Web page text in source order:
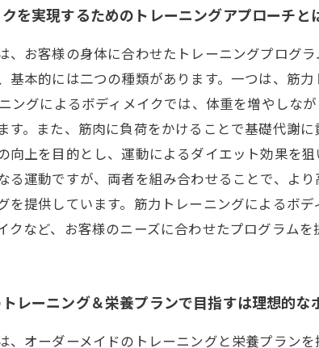
を実現するためのトレーニングアプローチと
、お客様の身体に合わせたトレーニングプログ
基本的には二つの種類があります。一つは、筋
ングによるボディメイクでは、体重を増やしな
す。また、筋肉に負荷をかけることで基礎代謝
向上を目的とし、運動によるダイエット効果を
る運動ですが、両者を組み合わせることで、よ
を提供しています。筋力トレーニングによるボ
クなど、お客様のニーズに合わせたプログラム
レーニング＆栄養プランで目指すは理想的な
、オーダーメイドのトレーニングと栄養プラン